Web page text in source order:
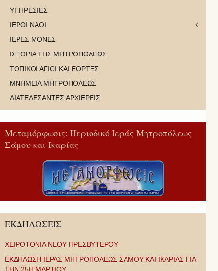
ΥΠΗΡΕΣΙΕΣ
ΙΕΡΟΙ ΝΑΟΙ
ΙΕΡΕΣ ΜΟΝΕΣ
ΙΣΤΟΡΙΑ ΤΗΣ ΜΗΤΡΟΠΟΛΕΩΣ
ΤΟΠΙΚΟΙ ΑΓΙΟΙ ΚΑΙ ΕΟΡΤΕΣ
ΜΝΗΜΕΙΑ ΜΗΤΡΟΠΟΛΕΩΣ
ΔΙΑΤΕΛΕΣΑΝΤΕΣ ΑΡΧΙΕΡΕΙΣ
Μεταμόρφωσις: Περιοδικό Ιεράς Μητροπόλεως
Σάμου και Ικαρίας
ΕΚΔΗΛΩΣΕΙΣ
ΧΕΙΡΟΤΟΝΙΑ ΝΕΟΥ ΠΡΕΣΒΥΤΕΡΟΥ
ΕΚΔΗΛΩΣΗ ΙΕΡΑΣ ΜΗΤΡΟΠΟΛΕΩΣ ΣΑΜΟΥ ΚΑΙ ΙΚΑΡΙΑΣ ΓΙΑ
ΤΗΝ 25Η ΜΑΡΤΙΟΥ